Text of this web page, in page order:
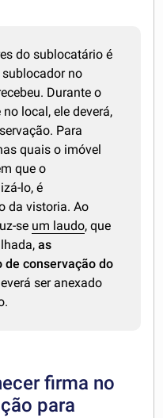
do sublocatário é
no
Durante o
local, ele deverá,
Para
quais o imóvel
que o
lo, é
da vistoria. Ao
se um laudo, que
as
de conservação do
ser anexado
firma no
para